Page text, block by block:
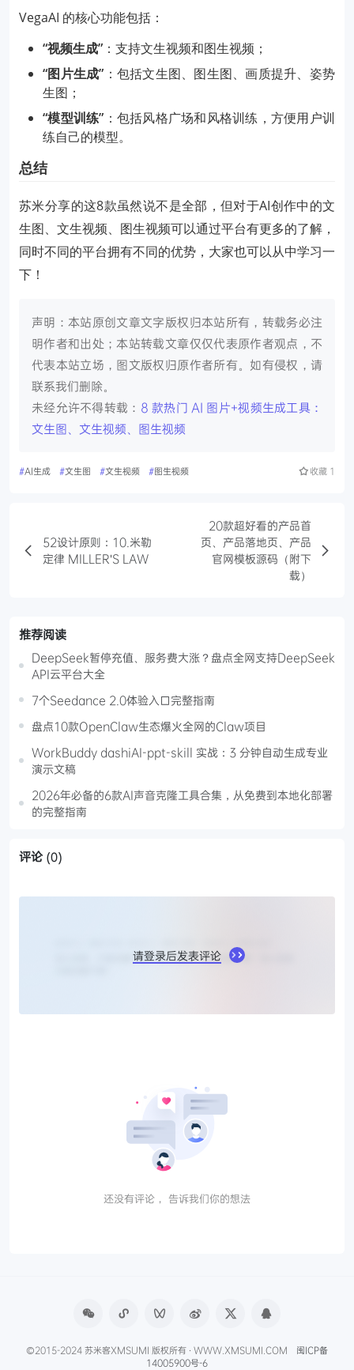
VegaAI 的核心功能包括：
“视频生成” ：支持文生视频和图生视频；
“图片生成” ：包括文生图、图生图、画质提升、姿势
生图；
“模型训练” ：包括风格广场和风格训练，方便用户训
练自己的模型。
总结
苏米分享的这8款虽然说不是全部，但对于AI创作中的文
生图、文生视频、图生视频可以通过平台有更多的了解，
同时不同的平台拥有不同的优势，大家也可以从中学习一
下！
声明：本站原创文章文字版权归本站所有，转载务必注
明作者和出处；本站转载文章仅仅代表原作者观点，不
代表本站立场，图文版权归原作者所有。如有侵权，请
联系我们删除。
未经允许不得转载： 8 款热门 AI 图片+视频生成工具：
文生图、文生视频、图生视频
#AI生成 #文生图 #文生视频 #图生视频 收藏 1
52设计原则：10.米勒
定律 MILLER'S LAW
20款超好看的产品首
页、产品落地页、产品
官网模板源码（附下
载）
推荐阅读
DeepSeek暂停充值、服务费大涨？盘点全网支持DeepSeek
API云平台大全
7个Seedance 2.0体验入口完整指南
盘点10款OpenClaw生态爆火全网的Claw项目
WorkBuddy dashiAI-ppt-skill 实战：3 分钟自动生成专业
演示文稿
2026年必备的6款AI声音克隆工具合集，从免费到本地化部署
的完整指南
评论 (0)
请登录后发表评论
还没有评论， 告诉我们你的想法
©2015-2024 苏米客XMSUMI 版权所有 · WWW.XMSUMI.COM 闽ICP备
14005900号-6